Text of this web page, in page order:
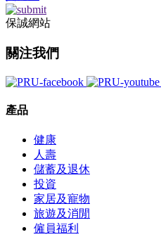
保誠網站
關注我們
產品
健康
人壽
儲蓄及退休
投資
家居及寵物
旅遊及消閒
僱員福利